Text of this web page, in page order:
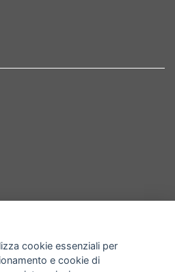
cookie essenziali per
e cookie di